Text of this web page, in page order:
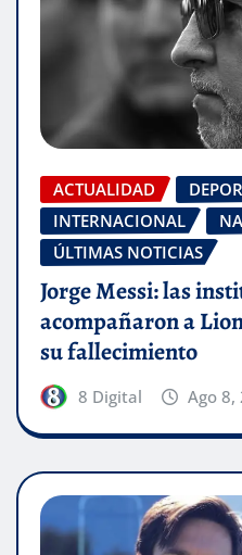
ACTUALIDAD
INTERNACIONAL
ÚLTIMAS NOTICIAS
Jorge Messi: las
acompañaron a
su fallecimiento
8 Digital Ago 8,